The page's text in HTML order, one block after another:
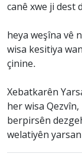
canê xwe ji dest
heya weşîna vê
wisa kesitiya
çinine.
Xebatkarên
her wisa
berpirsên
welatiyên